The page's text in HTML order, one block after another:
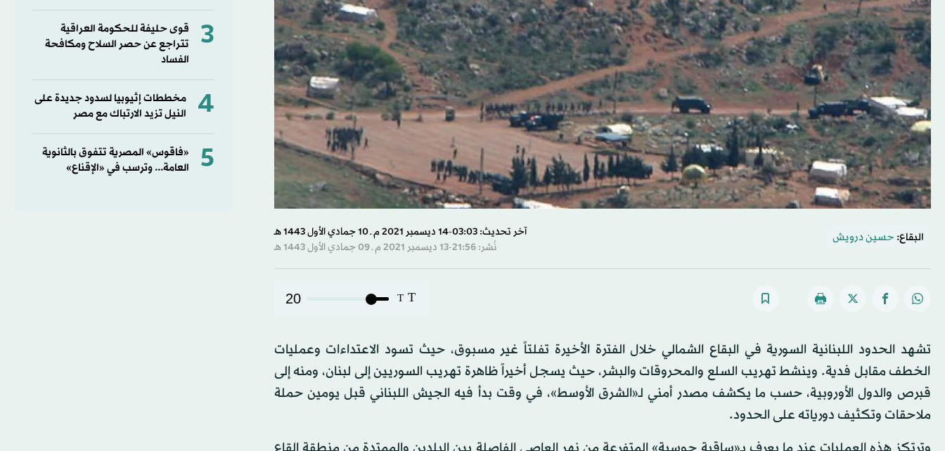
البقاع: حسين درويش
آخر تحديث: 03:03-14 ديسمبر 2021 م ـ 10 جمادي الأول 1443 هـ
نُشر: 21:56-13 ديسمبر 2021 م ـ 09 جمادي الأول 1443 هـ
T
T
20
تشهد الحدود اللبنانية السورية في البقاع الشمالي خلال الفترة الأخيرة تفلتاً غير مسبوق، حيث تسود الاعتداءات وعمليات
الخطف مقابل فدية. وينشط تهريب السلع والمحروقات والبشر، حيث يسجل أخيراً ظاهرة تهريب السوريين إلى لبنان، ومنه إلى
قبرص والدول الأوروبية، حسب ما يكشف مصدر أمني لـ«الشرق الأوسط»، في وقت بدأ فيه الجيش اللبناني قبل يومين حملة
ملاحقات وتكثيف دورياته على الحدود.
3
قوى حليفة للحكومة العراقية
تتراجع عن حصر السلاح ومكافحة
الفساد
4
مخططات إثيوبيا لسدود جديدة على
النيل تزيد الارتباك مع مصر
5
«فاقوس» المصرية تتفوق بالثانوية
العامة... وترسب في «الإقناع»